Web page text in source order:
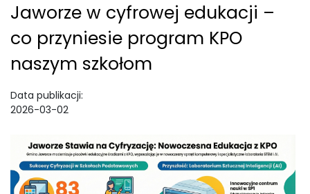
Jaworze w cyfrowej edukacji –
co przyniesie program KPO
naszym szkołom
Data publikacji:
2026-03-02